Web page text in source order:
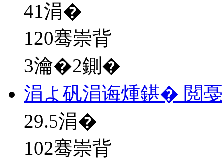
41涓�
120骞崇背
3瀹�2鍘�
涓よ矾涓诲煄鍖� 閲
29.5涓�
102骞崇背